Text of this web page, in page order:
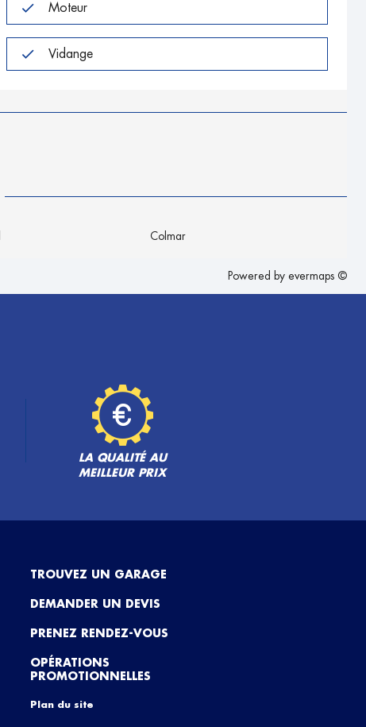
Moteur
Vidange
Colmar
Powered by evermaps ©
LA QUALITÉ AU
MEILLEUR PRIX
TROUVEZ UN GARAGE
DEMANDER UN DEVIS
PRENEZ RENDEZ-VOUS
OPÉRATIONS
PROMOTIONNELLES
Plan du site